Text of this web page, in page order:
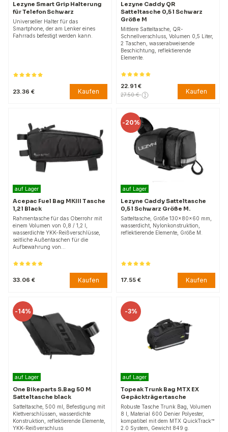
Lezyne Smart Grip Halterung
für Telefon Schwarz
Universeller Halter für das
Smartphone, der am Lenker eines
Fahrrads befestigt werden kann.
23.36 € Kaufen
Lezyne Caddy QR
Satteltasche 0,5 l Schwarz
Größe M
Mittlere Satteltasche, QR-
Schnellverschluss, Volumen 0,5 Liter,
2 Taschen, wasserabweisende
Beschichtung, reflektierende
Elemente.
22.91 €
27.50 € Kaufen
auf Lager
Acepac Fuel Bag MKIII Tasche
1,2 l Black
Rahmentasche für das Oberrohr mit
einem Volumen von 0,8 / 1,2 l,
wasserdichte YKK-Reißverschlüsse,
seitliche Außentaschen für die
Aufbewahrung von…
33.06 € Kaufen
-20%
auf Lager
Lezyne Caddy Satteltasche
0,5 l Schwarz Größe M.
Satteltasche, Größe 130x80x60 mm,
wasserdicht, Nylonkonstruktion,
reflektierende Elemente, Größe M.
17.55 € Kaufen
-14%
auf Lager
One Bikeparts S.Bag 50 M
Satteltasche black
Satteltasche, 500 ml, Befestigung mit
Klettverschlüssen, wasserdichte
Konstruktion, reflektierende Elemente,
YKK-Reißverschluss
-3%
auf Lager
Topeak Trunk Bag MTX EX
Gepäckträgertasche
Robuste Tasche Trunk Bag, Volumen
8 l, Material 600 Denier Polyester,
kompatibel mit dem MTX QuickTrack™
2.0 System, Gewicht 849 g.